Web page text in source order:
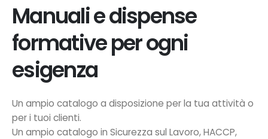
Manuali e dispense
formative per ogni
esigenza
Un ampio catalogo a disposizione per la tua attività o
per i tuoi clienti.
Un ampio catalogo in Sicurezza sul Lavoro, HACCP,